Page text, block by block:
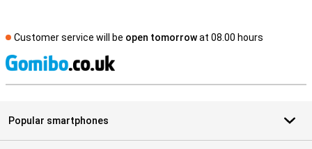
Customer service will be open tomorrowat 08.00 hours
Popular smartphones